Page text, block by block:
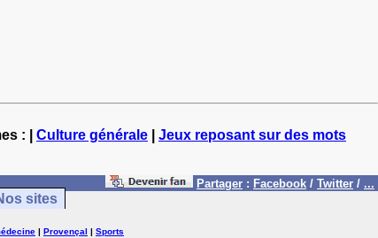
: | Culture générale
Jeux reposant sur des mots
Partager : Facebook / Twitter / ...
sites
| Provençal | Sports